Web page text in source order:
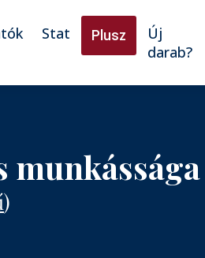
Stat Plusz
Új
darab?
munkássága
)